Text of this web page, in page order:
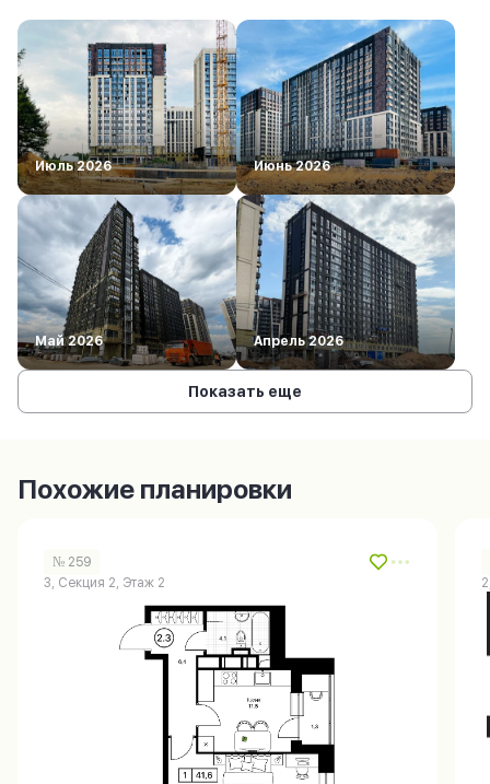
Июль 2026 Июнь 2026
Май 2026 Апрель 2026
Показать еще
Похожие планировки
№ 259
3, Секция 2, Этаж 2